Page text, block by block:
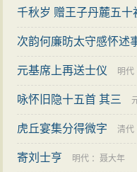
集》、《樊山自叙续集
牍》、《樊山时文》5
词，艳体之作”。其作
采。
在他的作品中，长篇
千秋岁 赠王子丹麓五十
次韵何廉昉太守感怀述
元基席上再送士仪 明代
咏怀旧隐十五首 其三
虎丘宴集分得微字 清代
寄刘士亨 明代 ：聂大年